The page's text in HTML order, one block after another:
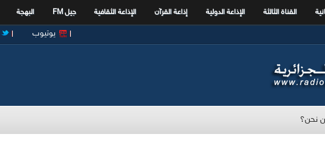
القناة الثالثة الإذاعة الدولية إذاعة القرآن الإذاعة الثقافية جيل FM البهجة
يوتيوب
نحن؟